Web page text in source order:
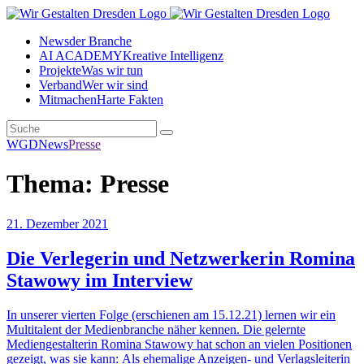
Newsder Branche
AI ACADEMYKreative Intelligenz
ProjekteWas wir tun
VerbandWer wir sind
MitmachenHarte Fakten
WGDNewsPresse
Thema: Presse
21. Dezember 2021
Die Verlegerin und Netzwerkerin Romina
Stawowy im Interview
In unserer vierten Folge (erschienen am 15.12.21) lernen wir ein
Multitalent der Medienbranche näher kennen. Die gelernte
Mediengestalterin Romina Stawowy hat schon an vielen Positionen
gezeigt, was sie kann: Als ehemalige Anzeigen- und Verlagsleiterin